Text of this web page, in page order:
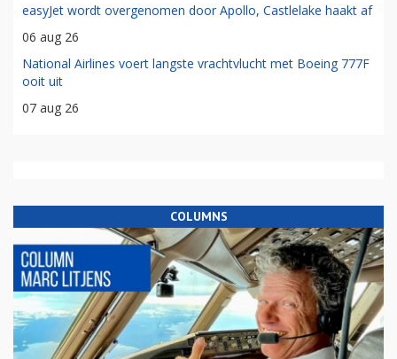
easyJet wordt overgenomen door Apollo, Castlelake haakt af
06 aug 26
National Airlines voert langste vrachtvlucht met Boeing 777F
ooit uit
07 aug 26
COLUMNS